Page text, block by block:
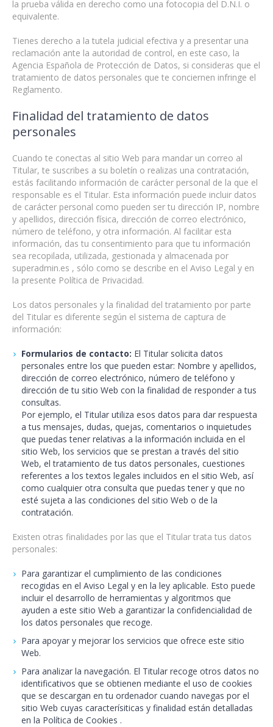
la prueba válida en derecho como una fotocopia del D.N.I. o
equivalente.
Tienes derecho a la tutela judicial efectiva y a presentar una
reclamación ante la autoridad de control, en este caso, la
Agencia Española de Protección de Datos, si consideras que el
tratamiento de datos personales que te conciernen infringe el
Reglamento.
Finalidad del tratamiento de datos
personales
Cuando te conectas al sitio Web para mandar un correo al
Titular, te suscribes a su boletín o realizas una contratación,
estás facilitando información de carácter personal de la que el
responsable es el Titular. Esta información puede incluir datos
de carácter personal como pueden ser tu dirección IP, nombre
y apellidos, dirección física, dirección de correo electrónico,
número de teléfono, y otra información. Al facilitar esta
información, das tu consentimiento para que tu información
sea recopilada, utilizada, gestionada y almacenada por
superadmin.es , sólo como se describe en el Aviso Legal y en
la presente Política de Privacidad.
Los datos personales y la finalidad del tratamiento por parte
del Titular es diferente según el sistema de captura de
información:
Formularios de contacto: El Titular solicita datos
personales entre los que pueden estar: Nombre y apellidos,
dirección de correo electrónico, número de teléfono y
dirección de tu sitio Web con la finalidad de responder a tus
consultas.
Por ejemplo, el Titular utiliza esos datos para dar respuesta
a tus mensajes, dudas, quejas, comentarios o inquietudes
que puedas tener relativas a la información incluida en el
sitio Web, los servicios que se prestan a través del sitio
Web, el tratamiento de tus datos personales, cuestiones
referentes a los textos legales incluidos en el sitio Web, así
como cualquier otra consulta que puedas tener y que no
esté sujeta a las condiciones del sitio Web o de la
contratación.
Existen otras finalidades por las que el Titular trata tus datos
personales:
Para garantizar el cumplimiento de las condiciones
recogidas en el Aviso Legal y en la ley aplicable. Esto puede
incluir el desarrollo de herramientas y algoritmos que
ayuden a este sitio Web a garantizar la confidencialidad de
los datos personales que recoge.
Para apoyar y mejorar los servicios que ofrece este sitio
Web.
Para analizar la navegación. El Titular recoge otros datos no
identificativos que se obtienen mediante el uso de cookies
que se descargan en tu ordenador cuando navegas por el
sitio Web cuyas caracterísiticas y finalidad están detalladas
en la Política de Cookies .